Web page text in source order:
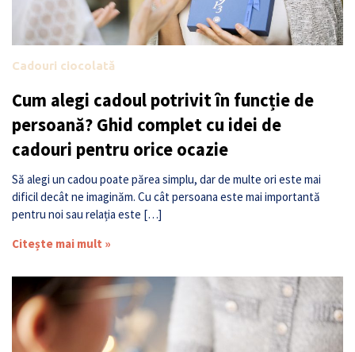
Cadouri ciocolată
Cum alegi cadoul potrivit în funcție de
persoană? Ghid complet cu idei de
cadouri pentru orice ocazie
Să alegi un cadou poate părea simplu, dar de multe ori este mai
dificil decât ne imaginăm. Cu cât persoana este mai importantă
pentru noi sau relația este […]
Citește mai mult »